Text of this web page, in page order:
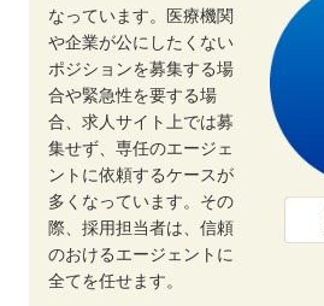
なっています。医療機関
や企業が公にしたくない
ポジションを募集する場
合や緊急性を要する場
合、求人サイト上では募
集せず、専任のエージェ
ントに依頼するケースが
多くなっています。その
際、採用担当者は、信頼
のおけるエージェントに
全てを任せます。